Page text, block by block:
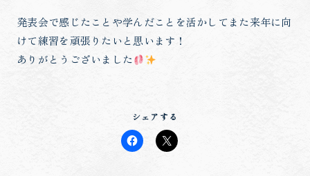
発表会で感じたことや学んだことを活かしてまた来年に向
けて練習を頑張りたいと思います！
ありがとうございました
シェアする